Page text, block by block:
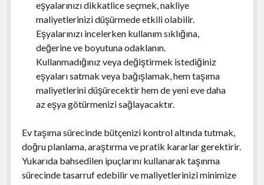
eşyalarınızı dikkatlice seçmek, nakliye
maliyetlerinizi düşürmede etkili olabilir.
Eşyalarınızı incelerken kullanım sıklığına,
değerine ve boyutuna odaklanın.
Kullanmadığınız veya değiştirmek istediğiniz
eşyaları satmak veya bağışlamak, hem taşıma
maliyetlerini düşürecektir hem de yeni eve daha
az eşya götürmenizi sağlayacaktır.
Ev taşıma sürecinde bütçenizi kontrol altında tutmak,
doğru planlama, araştırma ve pratik kararlar gerektirir.
Yukarıda bahsedilen ipuçlarını kullanarak taşınma
sürecinde tasarruf edebilir ve maliyetlerinizi minimize